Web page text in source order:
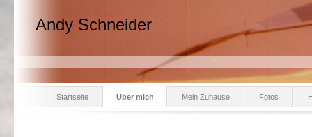
Andy Schneider
Startseite Über mich Mein Zuhause Fotos